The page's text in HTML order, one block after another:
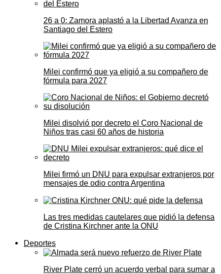
26 a 0: Zamora aplastó a la Libertad Avanza en
Santiago del Estero
Milei confirmó que ya eligió a su compañero de
fórmula para 2027
Milei disolvió por decreto el Coro Nacional de
Niños tras casi 60 años de historia
Milei firmó un DNU para expulsar extranjeros por
mensajes de odio contra Argentina
Las tres medidas cautelares que pidió la defensa
de Cristina Kirchner ante la ONU
Deportes
River Plate cerró un acuerdo verbal para sumar a